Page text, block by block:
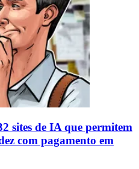
sites de IA que permitem
com pagamento em